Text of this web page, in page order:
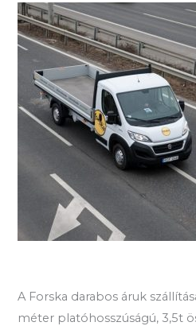
A Forska darabos áruk
méter platóhosszúságú, 3,5t